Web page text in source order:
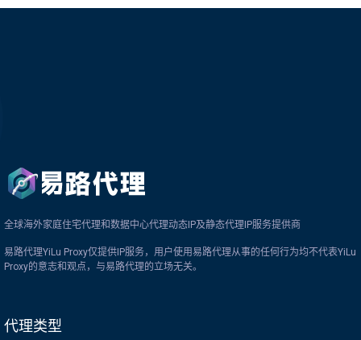
全球海外家庭住宅代理和数据中心代理动态IP及静态代理IP服务提供商
易路代理YiLu Proxy仅提供IP服务，用户使用易路代理从事的任何行为均不代表YiLu
Proxy的意志和观点，与易路代理的立场无关。
代理类型